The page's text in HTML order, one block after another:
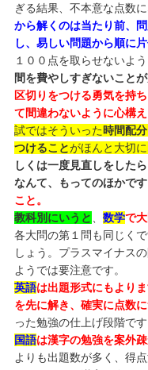
ぎる結果、不本意な点数
から解くのは当たり前、
し、易しい問題から順に
１００点を取らせないよ
間を費やしすぎないこと
区切りをつける勇気を持
て間違わないように心構
試ではそういった時間配
つけることがほんと大切に
しくは一度見直しをした
なんて、もってのほかです
こと。
教科別にいうと
数学で
各大問の第１問も同じく
しょう。プラスマイナス
ようでは要注意です。
英語は出題形式にもより
を先に解き、確実に点数
った勉強の仕上げ段階です
国語は漢字の勉強を案外疎
よりも出題数が多く、得